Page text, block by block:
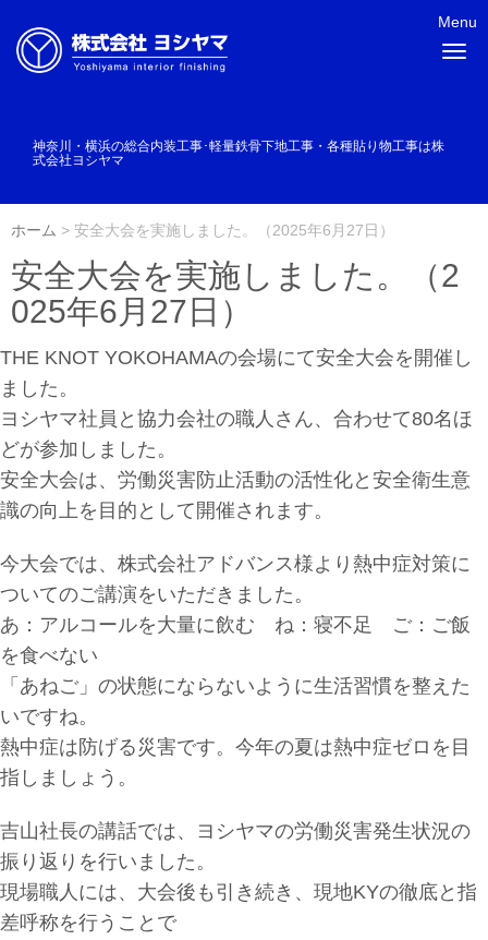
Menu
N
n
神奈川・横浜の総合内装工事･軽量鉄骨下地工事・各種貼り物工事は株
式会社ヨシヤマ
ホーム > 安全大会を実施しました。（2025年6月27日）
安全大会を実施しました。（2
025年6月27日）
THE KNOT YOKOHAMAの会場にて安全大会を開催し
ました。
ヨシヤマ社員と協力会社の職人さん、合わせて80名ほ
どが参加しました。
安全大会は、労働災害防止活動の活性化と安全衛生意
識の向上を目的として開催されます。
今大会では、株式会社アドバンス様より熱中症対策に
ついてのご講演をいただきました。
あ：アルコールを大量に飲む ね：寝不足 ご：ご飯
を食べない
「あねご」の状態にならないように生活習慣を整えた
いですね。
熱中症は防げる災害です。今年の夏は熱中症ゼロを 目
指しましょう。
吉山社長の講話では、ヨシヤマの労働災害発生状況の
振り返りを行いました。
現場職人には、大会後も引き続き、現地KYの徹底と指
差呼称を行うことで